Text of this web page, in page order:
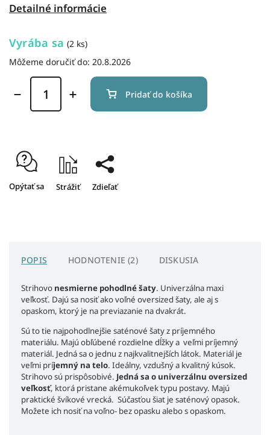
Detailné informácie
Vyrába sa (2 ks)
Môžeme doručiť do: 20.8.2026
Pridať do košíka
Opýtať sa Strážiť Zdieľať
POPIS HODNOTENIE (2) DISKUSIA
Strihovo nesmierne pohodlné šaty. Univerzálna maxi
veľkosť. Dajú sa nosiť ako voľné oversized šaty, ale aj s
opaskom, ktorý je na previazanie na dvakrát.
Sú to tie najpohodlnejšie saténové šaty z príjemného
materiálu. Majú obľúbené rozdielne dĺžky a veľmi príjemný
materiál. Jedná sa o jednu z najkvalitnejších látok. Materiál je
veľmi príjemný na telo. Ideálny, vzdušný a kvalitný kúsok.
Strihovo sú prispôsobivé. Jedná sa o univerzálnu oversized
veľkosť, ktorá pristane akémukoľvek typu postavy. Majú
praktické švíkové vrecká. Súčasťou šiat je saténový opasok.
Možete ich nosiť na voľno- bez opasku alebo s opaskom.